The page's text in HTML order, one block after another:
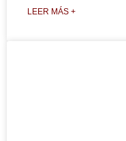
LEER MÁS +